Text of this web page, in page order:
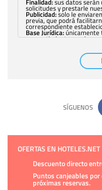
Finalidad:sus datos serán
solicitudes y prestarle
Publicidad:solo le
previa, que podrá
correspondiente
Base Jurídica:únicamente
consentimiento previo,
con
nuestra entidad que esté
tener conocimiento de la
comunicarán datos a
adicional y detallada
política de privacidad
SÍGUENOS
OFERTAS EN HOTELES.NET
Descuento directo
Puntos canjeables
próximas reservas.